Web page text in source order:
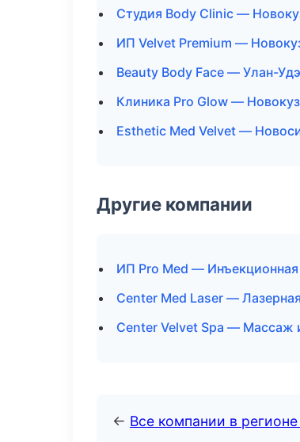
Студия Body Clinic —
ИП Velvet Premium —
Beauty Body Face — Улан-Удэ
Клиника Pro Glow —
Esthetic Med Velvet —
Другие компании
ИП Pro Med — Инъекционная
Center Med Laser —
Center Velvet Spa — Массаж
← Все компании в